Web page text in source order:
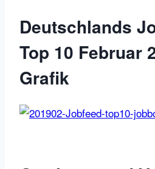
Deutschlands
Top 10 Februar
Grafik